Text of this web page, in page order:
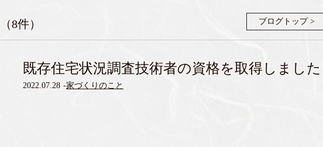
（8件） ブログトップ >
既存住宅状況調査技術者の資格を取得しました
2022.07.28 -家づくりのこと